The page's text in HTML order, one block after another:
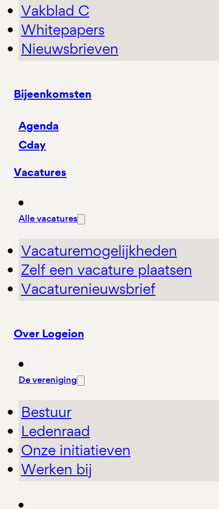
Vakblad C
Whitepapers
Nieuwsbrieven
Bijeenkomsten
Agenda
Cday
Vacatures
Alle vacatures
Vacaturemogelijkheden
Zelf een vacature plaatsen
Vacaturenieuwsbrief
Over Logeion
De vereniging
Bestuur
Ledenraad
Onze initiatieven
Werken bij